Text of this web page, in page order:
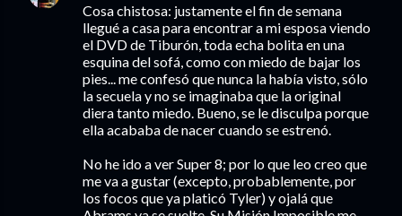
Cosa chistosa: justamente el fin de semana
llegué a casa para encontrar a mi esposa viendo
el DVD de Tiburón, toda echa bolita en una
esquina del sofá, como con miedo de bajar los
pies... me confesó que nunca la había visto, sólo
la secuela y no se imaginaba que la original
diera tanto miedo. Bueno, se le disculpa porque
ella acababa de nacer cuando se estrenó.
No he ido a ver Super 8; por lo que leo creo que
me va a gustar (excepto, probablemente, por
los focos que ya platicó Tyler) y ojalá que